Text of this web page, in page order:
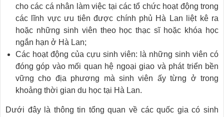
cho các cá nhân làm việc tại các tổ chức hoạt động trong
các lĩnh vực ưu tiên được chính phủ Hà Lan liệt kê ra
hoặc những sinh viên theo học thạc sĩ hoặc khóa học
ngắn hạn ở Hà Lan;
Các hoạt động của cựu sinh viên: là những sinh viên có
đóng góp vào mối quan hệ ngoại giao và phát triển bền
vững cho địa phương mà sinh viên ấy từng ở trong
khoảng thời gian du học tại Hà Lan.
Dưới đây là thông tin tổng quan về các quốc gia có sinh